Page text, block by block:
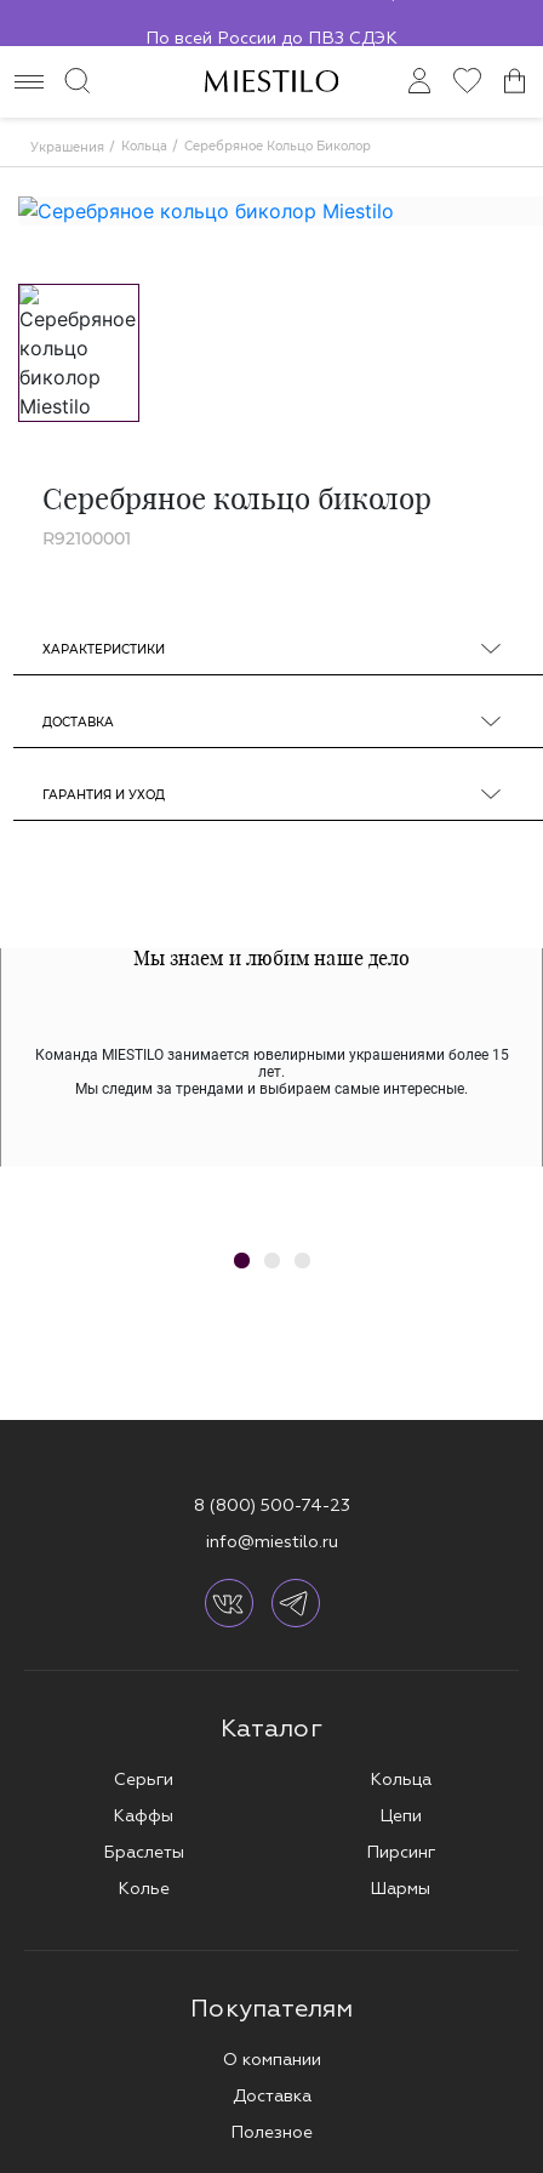
Украшения Кольца Серебряное Кольцо Биколор
Серебряное кольцо биколор
R92100001
ХАРАКТЕРИСТИКИ
ДОСТАВКА
ГАРАНТИЯ И УХОД
Мы знаем и любим наше дело
Команда MIESTILO занимается ювелирными украшениями более 15
лет.
Мы следим за трендами и выбираем самые интересные.
Все наши материалы гипоалергенны
Мы используем покрытие (родий, ювелирный сплав), которое не
содержит никеля и свинца — это исключает аллергию.
Примерка перед покупкой
Во время доставки спокойно примеряйте украшения, выбирайте те,
что вам нравятся, остальные заберёт курьер.
8 (800) 500-74-23
info@miestilo.ru
Каталог
Серьги
Каффы
Браслеты
Колье
Кольца
Цепи
Пирсинг
Шармы
Покупателям
О компании
Доставка
Полезное